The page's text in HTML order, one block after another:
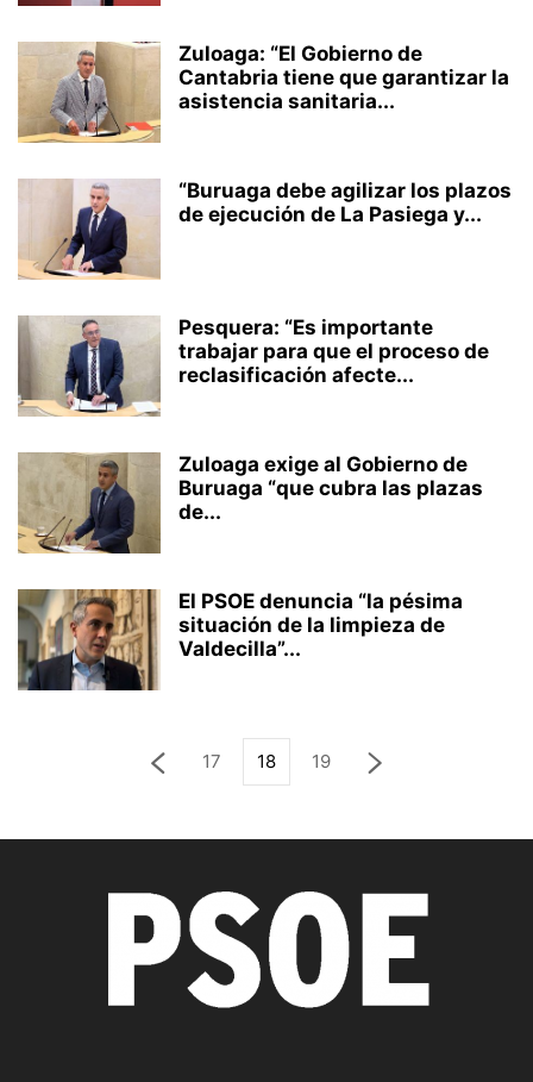
Zuloaga: “El Gobierno de
Cantabria tiene que garantizar la
asistencia sanitaria...
“Buruaga debe agilizar los plazos
de ejecución de La Pasiega y...
Pesquera: “Es importante
trabajar para que el proceso de
reclasificación afecte...
Zuloaga exige al Gobierno de
Buruaga “que cubra las plazas
de...
El PSOE denuncia “la pésima
situación de la limpieza de
Valdecilla”...
17 18 19